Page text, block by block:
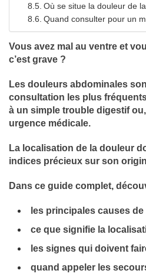
Où se situe la douleur de
Quand consulter pour un
Vous avez mal au ventre et
c’est grave ?
Les douleurs abdominales
consultation les plus
à un simple trouble digestif
urgence médicale.
La localisation de la douleur
indices précieux sur son
Dans ce guide complet,
les principales causes
ce que signifie la
les signes qui doivent
quand appeler les